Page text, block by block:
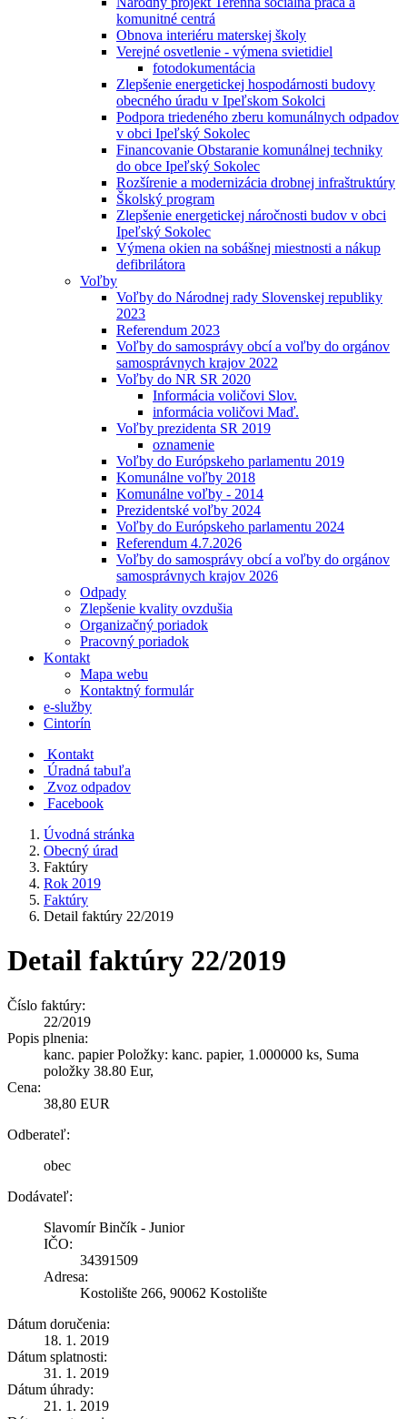
komunitné centrá
Obnova interiéru materskej školy
Verejné osvetlenie - výmena svietidiel
fotodokumentácia
Zlepšenie energetickej hospodárnosti budovy
obecného úradu v Ipeľskom Sokolci
Podpora triedeného zberu komunálnych odpadov
v obci Ipeľský Sokolec
Financovanie Obstaranie komunálnej techniky
do obce Ipeľský Sokolec
Rozšírenie a modernizácia drobnej infraštruktúry
Školský program
Zlepšenie energetickej náročnosti budov v obci
Ipeľský Sokolec
Výmena okien na sobášnej miestnosti a nákup
defibrilátora
Voľby
Voľby do Národnej rady Slovenskej republiky
2023
Referendum 2023
Voľby do samosprávy obcí a voľby do orgánov
samosprávnych krajov 2022
Voľby do NR SR 2020
Informácia voličovi Slov.
informácia voličovi Maď.
Voľby prezidenta SR 2019
oznamenie
Voľby do Európskeho parlamentu 2019
Komunálne voľby 2018
Komunálne voľby - 2014
Prezidentské voľby 2024
Voľby do Európskeho parlamentu 2024
Referendum 4.7.2026
Voľby do samosprávy obcí a voľby do orgánov
samosprávnych krajov 2026
Odpady
Zlepšenie kvality ovzdušia
Organizačný poriadok
Pracovný poriadok
Kontakt
Mapa webu
Kontaktný formulár
e-služby
Cintorín
Kontakt
Úradná tabuľa
Zvoz odpadov
Facebook
Úvodná stránka
Obecný úrad
Faktúry
Rok 2019
Faktúry
Detail faktúry 22/2019
Detail faktúry 22/2019
Číslo faktúry:
22/2019
Popis plnenia:
kanc. papier Položky: kanc. papier, 1.000000 ks, Suma
položky 38.80 Eur,
Cena:
38,80 EUR
Odberateľ:
obec
Dodávateľ:
Slavomír Binčík - Junior
IČO:
34391509
Adresa:
Kostolište 266, 90062 Kostolište
Dátum doručenia:
18. 1. 2019
Dátum splatnosti:
31. 1. 2019
Dátum úhrady:
21. 1. 2019